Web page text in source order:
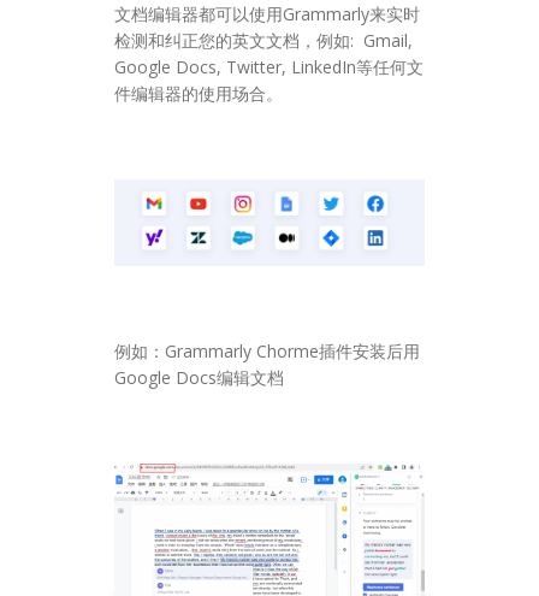
文档编辑器都可以使用Grammarly来实时
检测和纠正您的英文文档，例如: Gmail,
Google Docs, Twitter, LinkedIn等任何文
件编辑器的使用场合。
例如：Grammarly Chorme插件安装后用
Google Docs编辑文档